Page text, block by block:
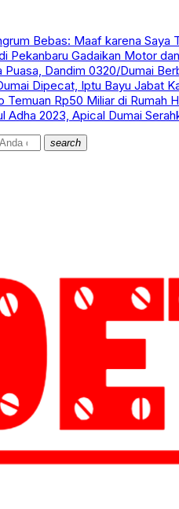
Bebas: Maaf karena
Pekanbaru Gadaikan Motor
Puasa, Dandim 0320/Dumai
Dipecat, Iptu Bayu Jabat
Temuan Rp50 Miliar di Rumah
Adha 2023, Apical Dumai
search